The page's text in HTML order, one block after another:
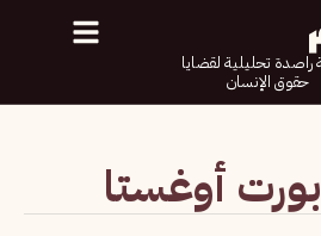
تحليلية لقضايا
حقوق الإنسان
أوغستا